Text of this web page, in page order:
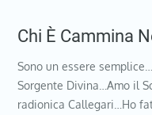
Chi È Cammina
Sono un essere
Sorgente Divina…Amo il
radionica Callegari…Ho